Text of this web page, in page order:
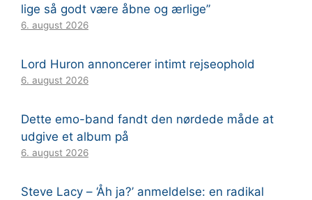
lige så godt være åbne og ærlige”
6. august 2026
Lord Huron annoncerer intimt rejseophold
6. august 2026
Dette emo-band fandt den nørdede måde at
udgive et album på
6. august 2026
Steve Lacy – ‘Åh ja?’ anmeldelse: en radikal